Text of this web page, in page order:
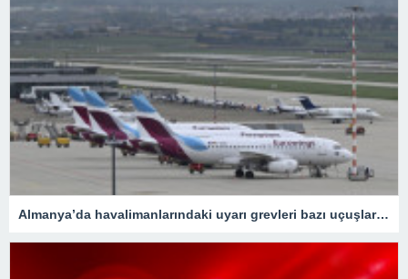
Almanya’da havalimanlarındaki uyarı grevleri bazı uçuşlarda gecikmelere neden oluyor